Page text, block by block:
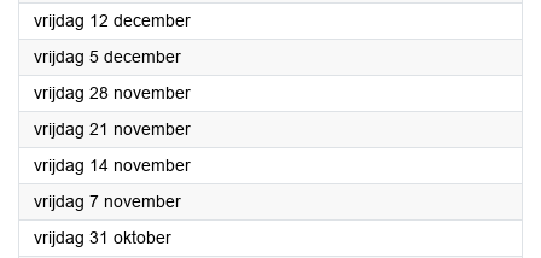
vrijdag 12 december2025
vrijdag 5 december2025
vrijdag 28 november2025
vrijdag 21 november2025
vrijdag 14 november2025
vrijdag 7 november2025
vrijdag 31 oktober2025